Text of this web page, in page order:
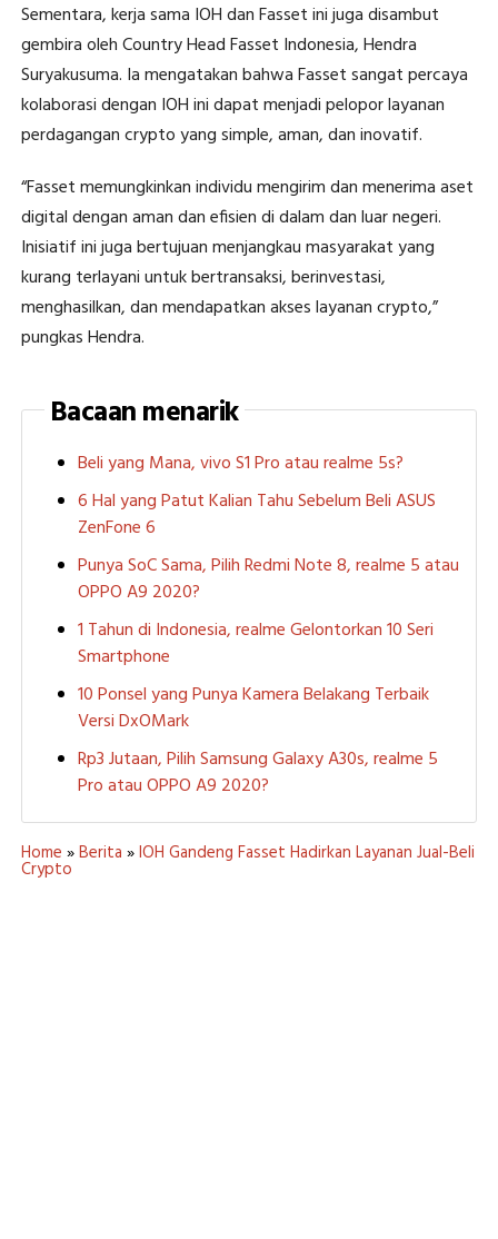
Sementara, kerja sama IOH dan Fasset ini juga disambut
gembira oleh Country Head Fasset Indonesia, Hendra
Suryakusuma. Ia mengatakan bahwa Fasset sangat percaya
kolaborasi dengan IOH ini dapat menjadi pelopor layanan
perdagangan crypto yang simple, aman, dan inovatif.
“Fasset memungkinkan individu mengirim dan menerima aset
digital dengan aman dan efisien di dalam dan luar negeri.
Inisiatif ini juga bertujuan menjangkau masyarakat yang
kurang terlayani untuk bertransaksi, berinvestasi,
menghasilkan, dan mendapatkan akses layanan crypto,”
pungkas Hendra.
Bacaan menarik
Beli yang Mana, vivo S1 Pro atau realme 5s?
6 Hal yang Patut Kalian Tahu Sebelum Beli ASUS
ZenFone 6
Punya SoC Sama, Pilih Redmi Note 8, realme 5 atau
OPPO A9 2020?
1 Tahun di Indonesia, realme Gelontorkan 10 Seri
Smartphone
10 Ponsel yang Punya Kamera Belakang Terbaik
Versi DxOMark
Rp3 Jutaan, Pilih Samsung Galaxy A30s, realme 5
Pro atau OPPO A9 2020?
Home »Berita »IOH Gandeng Fasset Hadirkan Layanan Jual-Beli
Crypto